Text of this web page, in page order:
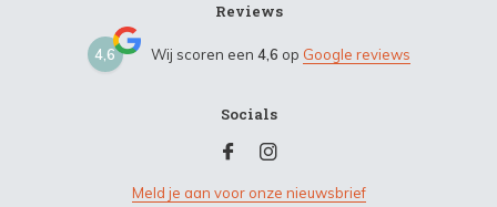
Reviews
4,6 Wij scoren een 4,6 op Google reviews
Socials
Meld je aan voor onze nieuwsbrief